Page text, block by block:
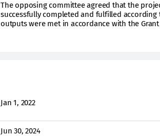
The opposing committee agreed that the
successfully completed and fulfilled
outputs were met in accordance with the
Jan 1, 2022
Jun 30, 2024